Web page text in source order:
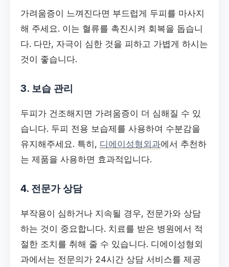
가려움증이 느껴진다면 부드럽게 두피를 마사지
해 주세요. 이는 혈류를 촉진시켜 회복을 돕습니
다. 다만, 자극이 심한 것을 피하고 가볍게 하시는
것이 좋습니다.
3. 보습 관리
두피가 건조해지면 가려움증이 더 심해질 수 있
습니다. 두피 전용 보습제를 사용하여 수분감을
유지해주세요. 특히, 디에이성형외과에서 추천하
는 제품을 사용하면 효과적입니다.
4. 전문가 상담
부작용이 심하거나 지속될 경우, 전문가와 상담
하는 것이 중요합니다. 치료를 받은 병원에서 적
절한 조치를 취해 줄 수 있습니다. 디에이성형외
과에서는 전문의가 24시간 상담 서비스를 제공